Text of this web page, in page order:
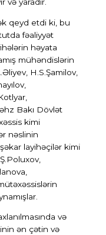
qeyd etdi ki, bu
fəaliyyət
həyata
mühəndislərin
H.S.Şamilov,
Bakı Dövlət
kimi
nəslinin
layihəçilər kimi
və
ən çətin və